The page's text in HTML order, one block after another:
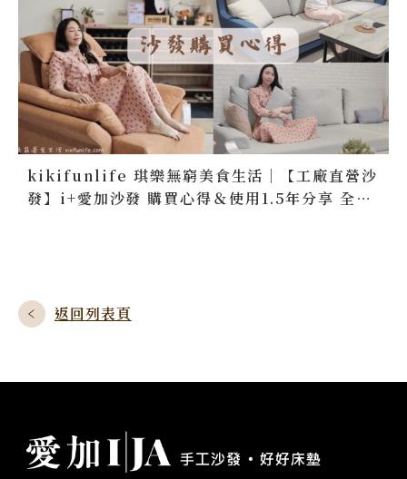
kikifunlife 琪樂無窮美食生活｜【工廠直營沙
發】i+愛加沙發 購買心得＆使用1.5年分享 全拆
返回列表頁